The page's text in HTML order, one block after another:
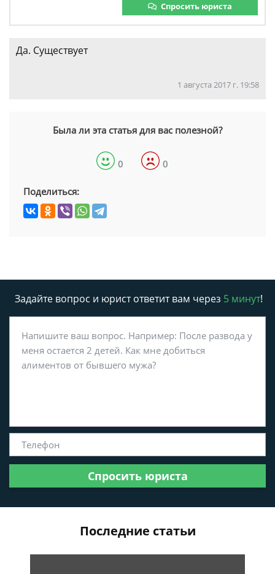
Спросить юриста
Да. Существует
1 августа 2017 г. 19:58
Была ли эта статья для вас полезной?
0 0
Поделиться:
Задайте вопрос и юрист ответит вам через 5 минут!
Спросить юриста
Последние статьи